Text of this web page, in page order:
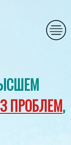
ПРОБЛЕМ,